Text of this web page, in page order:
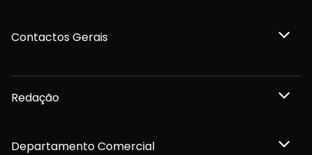
Contactos Gerais
Redação
Departamento Comercial